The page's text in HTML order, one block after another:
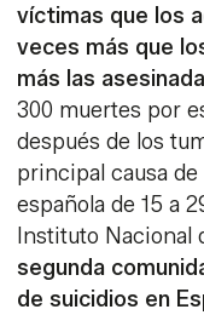
víctimas que los
veces más que
más las
300 muertes por
después de los
principal causa
española de 15 a
Instituto
segunda
de suicidios en